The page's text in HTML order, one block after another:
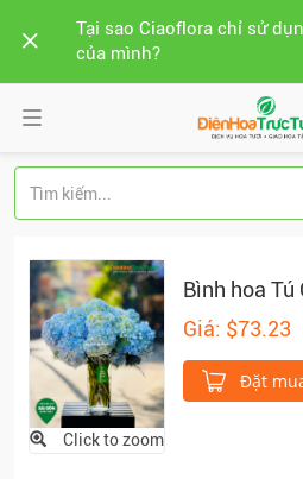
Tại sao Ciaoflora chỉ sử
của mình?
Click to zoom
Bình hoa Tú
Giá: $73.23
Đặt